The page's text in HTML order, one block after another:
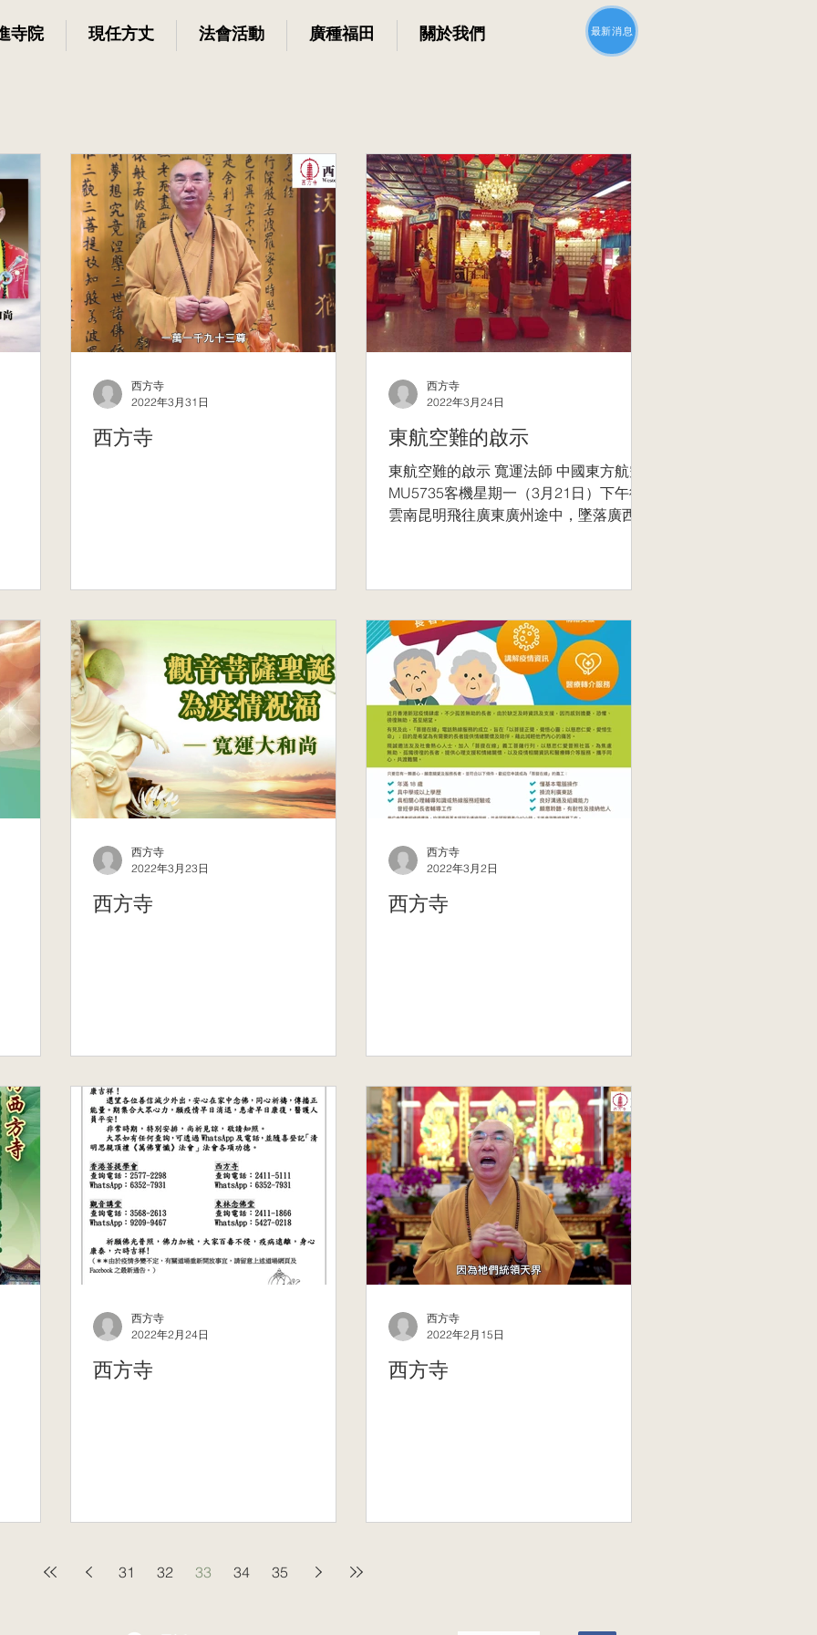
寺院 現任方丈 法會活動 廣種福田 關於我們 最新消息
西方寺
西方寺
2022年3月31日
東航空難的啟示
東航空難的啟示 寬運法師 中國東方航空
MU5735客機星期一（3月21日）下午從
雲南昆明飛往廣東廣州途中，墜落廣西梧
西方寺
2022年3月24日
西方寺
西方寺
2022年3月23日
西方寺
西方寺
2022年3月2日
西方寺
西方寺
2022年2月24日
西方寺
西方寺
2022年2月15日
31 32 33 34 35